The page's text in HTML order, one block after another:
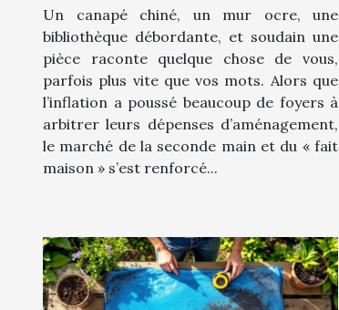
Un canapé chiné, un mur ocre, une
bibliothèque débordante, et soudain une
pièce raconte quelque chose de vous,
parfois plus vite que vos mots. Alors que
l’inflation a poussé beaucoup de foyers à
arbitrer leurs dépenses d’aménagement,
le marché de la seconde main et du « fait
maison » s’est renforcé...